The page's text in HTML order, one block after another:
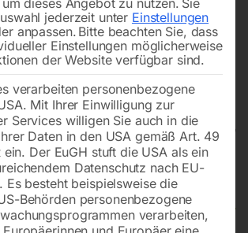
SHT 2000
dieses Angebot zu nutzen. Sie
jederzeit unter Einstellungen
anpassen. Bitte beachten Sie, dass
Einstellungen möglicherweise
der Website verfügbar sind.
verarbeiten personenbezogene
Mit Ihrer Einwilligung zur
Services willigen Sie auch in die
Daten in den USA gemäß Art. 49
ein. Der EuGH stuft die USA als ein
Datenschutz nach EU-
Es besteht beispielsweise die
Behörden personenbezogene
verarbeiten,